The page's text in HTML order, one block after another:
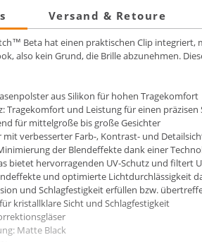
Versand & Retoure
Beta hat einen praktischen Clip integriert,
also kein Grund, die Brille abzunehmen.
aus Silikon für hohen Tragekomfort
Tragekomfort und Leistung für einen
für mittelgroße bis große Gesichter
mit verbesserter Farb-, Kontrast- und
der Blendeffekte dank einer
bietet hervorragenden UV-Schutz und filtert
und optimierte Lichtdurchlässigkeit
und Schlagfestigkeit erfüllen bzw.
kristallklare Sicht und Schlagfestigkeit
Matte Black